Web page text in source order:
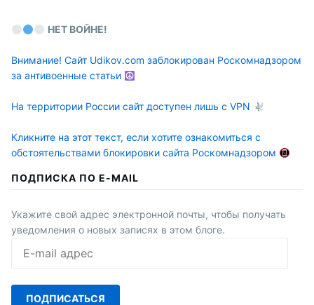
НЕТ ВОЙНЕ!
Внимание! Сайт Udikov.com заблокирован Роскомнадзором
за антивоенные статьи
На территории России сайт доступен лишь с VPN
Кликните на этот текст, если хотите ознакомиться с
обстоятельствами блокировки сайта Роскомнадзором
ПОДПИСКА ПО E-MAIL
Укажите свой адрес электронной почты, чтобы получать
уведомления о новых записях в этом блоге.
mail
ПОДПИСАТЬСЯ